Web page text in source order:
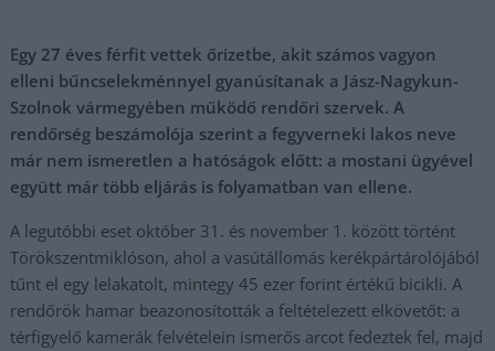
Egy 27 éves férfit vettek őrizetbe, akit számos vagyon
elleni bűncselekménnyel gyanúsítanak a Jász-Nagykun-
Szolnok vármegyében működő rendőri szervek. A
rendőrség beszámolója szerint a fegyverneki lakos neve
már nem ismeretlen a hatóságok előtt: a mostani ügyével
együtt már több eljárás is folyamatban van ellene.
A legutóbbi eset október 31. és november 1. között történt
Törökszentmiklóson, ahol a vasútállomás kerékpártárolójából
tűnt el egy lelakatolt, mintegy 45 ezer forint értékű bicikli. A
rendőrök hamar beazonosították a feltételezett elkövetőt: a
térfigyelő kamerák felvételein ismerős arcot fedeztek fel, majd